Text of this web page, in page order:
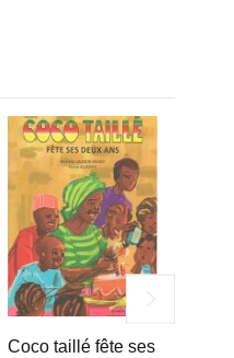
Coco taillé fête ses